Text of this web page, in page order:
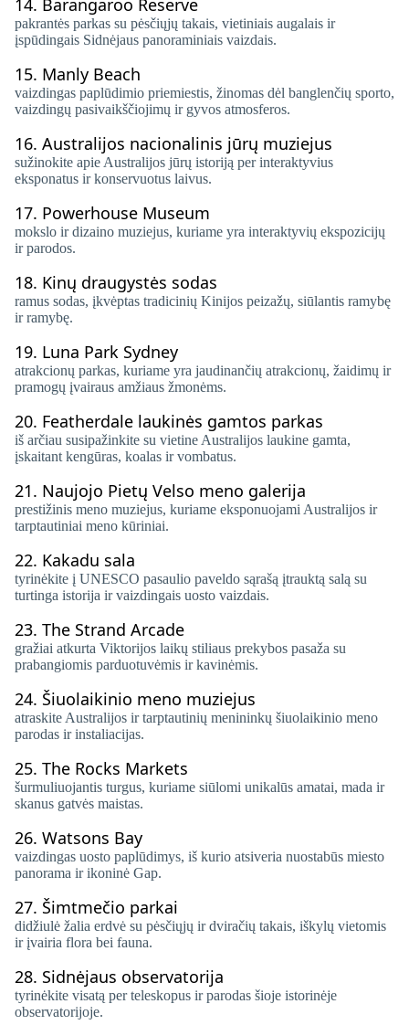
14. Barangaroo Reserve
pakrantės parkas su pėsčiųjų takais, vietiniais augalais ir
įspūdingais Sidnėjaus panoraminiais vaizdais.
15. Manly Beach
vaizdingas paplūdimio priemiestis, žinomas dėl banglenčių sporto,
vaizdingų pasivaikščiojimų ir gyvos atmosferos.
16. Australijos nacionalinis jūrų muziejus
sužinokite apie Australijos jūrų istoriją per interaktyvius
eksponatus ir konservuotus laivus.
17. Powerhouse Museum
mokslo ir dizaino muziejus, kuriame yra interaktyvių ekspozicijų
ir parodos.
18. Kinų draugystės sodas
ramus sodas, įkvėptas tradicinių Kinijos peizažų, siūlantis ramybę
ir ramybę.
19. Luna Park Sydney
atrakcionų parkas, kuriame yra jaudinančių atrakcionų, žaidimų ir
pramogų įvairaus amžiaus žmonėms.
20. Featherdale laukinės gamtos parkas
iš arčiau susipažinkite su vietine Australijos laukine gamta,
įskaitant kengūras, koalas ir vombatus.
21. Naujojo Pietų Velso meno galerija
prestižinis meno muziejus, kuriame eksponuojami Australijos ir
tarptautiniai meno kūriniai.
22. Kakadu sala
tyrinėkite į UNESCO pasaulio paveldo sąrašą įtrauktą salą su
turtinga istorija ir vaizdingais uosto vaizdais.
23. The Strand Arcade
gražiai atkurta Viktorijos laikų stiliaus prekybos pasaža su
prabangiomis parduotuvėmis ir kavinėmis.
24. Šiuolaikinio meno muziejus
atraskite Australijos ir tarptautinių menininkų šiuolaikinio meno
parodas ir instaliacijas.
25. The Rocks Markets
šurmuliuojantis turgus, kuriame siūlomi unikalūs amatai, mada ir
skanus gatvės maistas.
26. Watsons Bay
vaizdingas uosto paplūdimys, iš kurio atsiveria nuostabūs miesto
panorama ir ikoninė Gap.
27. Šimtmečio parkai
didžiulė žalia erdvė su pėsčiųjų ir dviračių takais, iškylų ​​​​vietomis
ir įvairia flora bei fauna.
28. Sidnėjaus observatorija
tyrinėkite visatą per teleskopus ir parodas šioje istorinėje
observatorijoje.